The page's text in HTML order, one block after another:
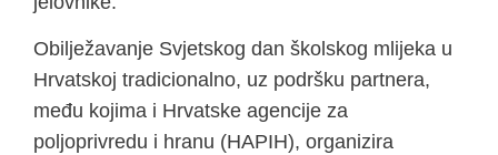
Obilježavanje Svjetskog dan školskog mlijeka u
Hrvatskoj tradicionalno, uz podršku partnera,
među kojima i Hrvatske agencije za
poljoprivredu i hranu (HAPIH), organizira